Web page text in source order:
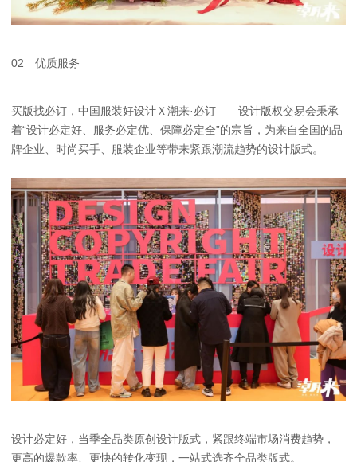
02 优质服务
买版找必订，中国服装好设计Ｘ潮来·必订——设计版权交易会秉承
着“设计必定好、服务必定优、保障必定全”的宗旨，为来自全国的品
牌企业、时尚买手、服装企业等带来紧跟潮流趋势的设计版式。
设计必定好，当季全品类原创设计版式，紧跟终端市场消费趋势，
更高的爆款率、更快的转化变现，一站式选齐全品类版式。